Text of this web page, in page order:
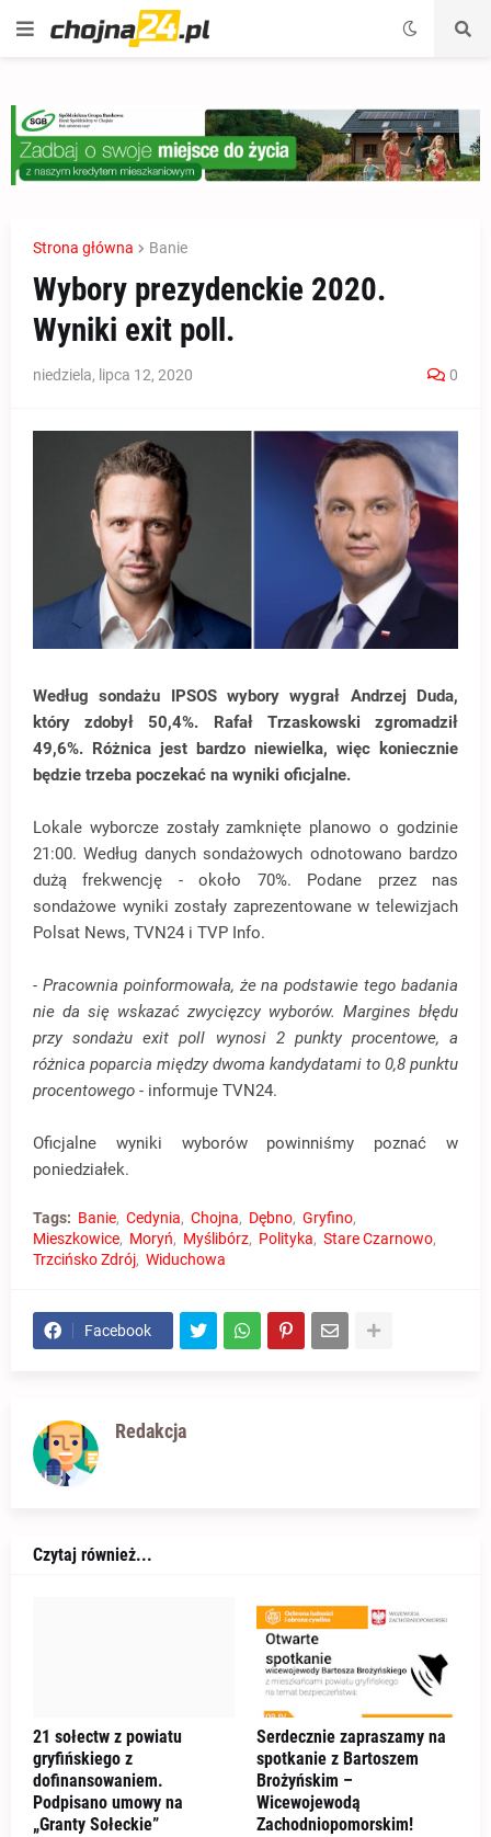
Strona główna Banie
Wybory prezydenckie 2020.
Wyniki exit poll.
niedziela, lipca 12, 2020 0
Według sondażu IPSOS wybory wygrał Andrzej Duda,
który zdobył 50,4%. Rafał Trzaskowski zgromadził
49,6%. Różnica jest bardzo niewielka, więc koniecznie
będzie trzeba poczekać na wyniki oficjalne.
Lokale wyborcze zostały zamknięte planowo o godzinie
21:00. Według danych sondażowych odnotowano bardzo
dużą frekwencję - około 70%. Podane przez nas
sondażowe wyniki zostały zaprezentowane w telewizjach
Polsat News, TVN24 i TVP Info.
- Pracownia poinformowała, że na podstawie tego badania
nie da się wskazać zwycięzcy wyborów. Margines błędu
przy sondażu exit poll wynosi 2 punkty procentowe, a
różnica poparcia między dwoma kandydatami to 0,8 punktu
procentowego - informuje TVN24.
Oficjalne wyniki wyborów powinniśmy poznać w
poniedziałek.
Tags: Banie Cedynia Chojna Dębno Gryfino
Mieszkowice
Moryń Myślibórz Polityka
Stare Czarnowo
Trzcińsko Zdrój Widuchowa
Facebook
Redakcja
Czytaj również...
21 sołectw z powiatu
gryfińskiego z
dofinansowaniem.
Podpisano umowy na
„Granty Sołeckie”
Serdecznie zapraszamy na
spotkanie z Bartoszem
Brożyńskim –
Wicewojewodą
Zachodniopomorskim!